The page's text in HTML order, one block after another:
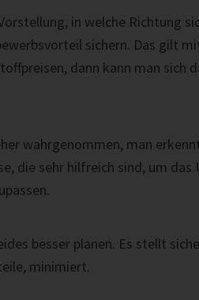
in welche Richtung
sichern. Das gilt
dann kann man sich
wahrgenommen, man
die sehr hilfreich sind, um das
besser planen. Es stellt
minimiert.